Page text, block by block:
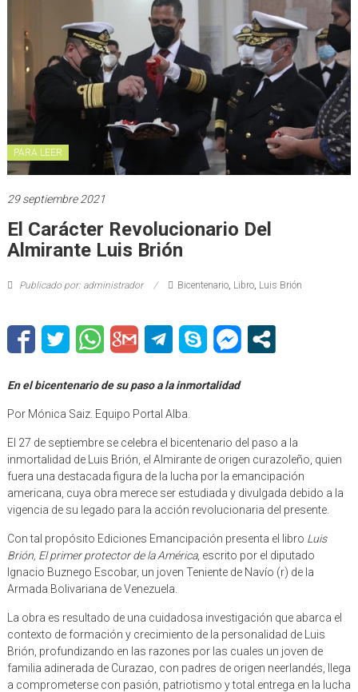
PARA LEER
29 septiembre 2021
El Carácter Revolucionario Del
Almirante Luis Brión
Publicado por: administrador Bicentenario, Libro, Luis Brión
En el bicentenario de su paso a la inmortalidad
Por Mónica Saiz. Equipo Portal Alba.
El 27 de septiembre se celebra el bicentenario del paso a la
inmortalidad de Luis Brión, el Almirante de origen curazoleño, quien
fuera una destacada figura de la lucha por la emancipación
americana, cuya obra merece ser estudiada y divulgada debido a la
vigencia de su legado para la acción revolucionaria del presente.
Con tal propósito Ediciones Emancipación presenta el libro Luis
Brión, El primer protector de la América, escrito por el diputado
Ignacio Buznego Escobar, un joven Teniente de Navío (r) de la
Armada Bolivariana de Venezuela.
La obra es resultado de una cuidadosa investigación que abarca el
contexto de formación y crecimiento de la personalidad de Luis
Brión, profundizando en las razones por las cuales un joven de
familia adinerada de Curazao, con padres de origen neerlandés, llega
a comprometerse con pasión, patriotismo y total entrega en la lucha